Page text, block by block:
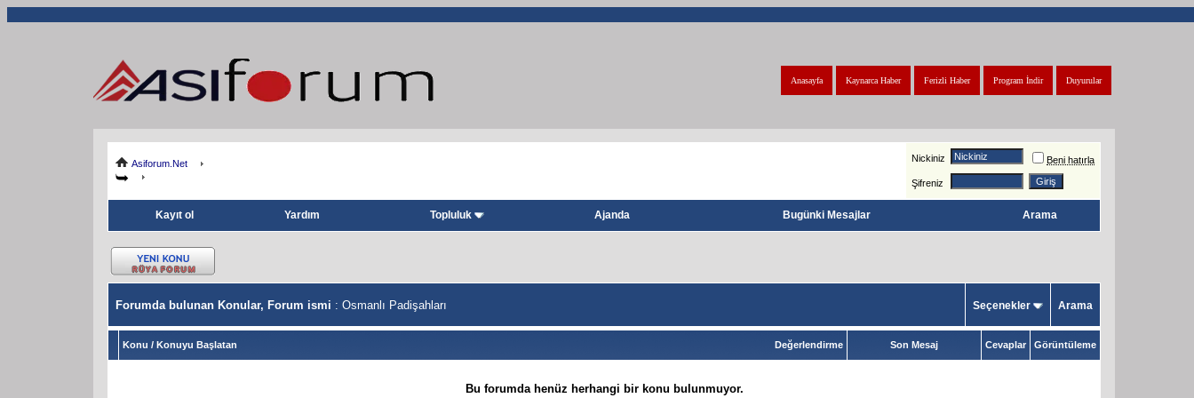
Duyurular
Program İndir
Ferizli Haber
Kaynarca Haber
Anasayfa
Asiforum.Net Nickiniz Beni hatırla
Şifreniz
Kayıt ol Yardım Topluluk Ajanda Bugünki Mesajlar Arama
Forumda bulunan Konular, Forum ismi : Osmanlı Padişahları Seçenekler Arama
Değerlendirme
Konu / Konuyu Başlatan Son Mesaj Cevaplar Görüntüleme
Bu forumda henüz herhangi bir konu bulunmuyor.